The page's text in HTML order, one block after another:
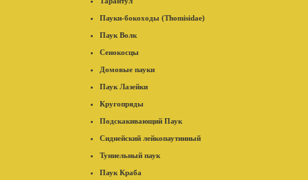
Пауки-бокоходы (Thomisidae)
Паук Волк
Сенокосцы
Домовые пауки
Паук Лазейки
Кругопряды
Подскакивающий Паук
Сиднейский лейкопаутинный
Туннельный паук
Паук Краба